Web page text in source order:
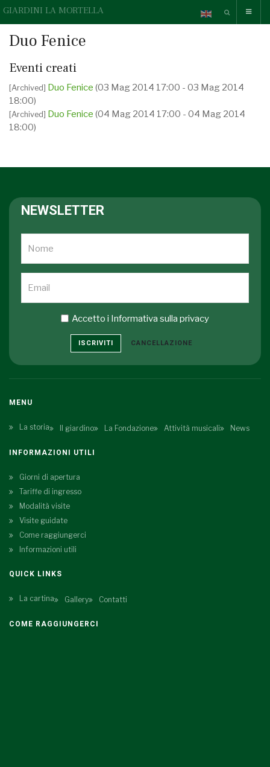
GIARDINI LA MORTELLA
Duo Fenice
Eventi creati
[Archived] Duo Fenice (03 Mag 2014 17:00 - 03 Mag 2014
18:00)
[Archived] Duo Fenice (04 Mag 2014 17:00 - 04 Mag 2014
18:00)
NEWSLETTER
Accetto i Informativa sulla privacy
ISCRIVITI CANCELLAZIONE
MENU
La storia Il giardino La Fondazione Attività musicali News
INFORMAZIONI UTILI
Giorni di apertura
Tariffe di ingresso
Modalità visite
Visite guidate
Come raggiungerci
Informazioni utili
QUICK LINKS
La cartina Gallery Contatti
COME RAGGIUNGERCI